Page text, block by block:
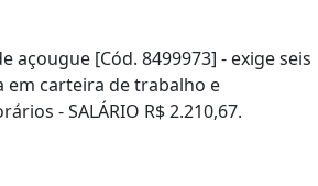
açougue [Cód. 8499973] - exige seis
em carteira de trabalho e
- SALÁRIO R$ 2.210,67.